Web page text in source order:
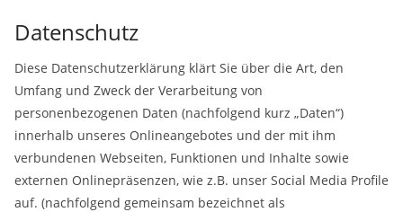
Datenschutz
Diese Datenschutzerklärung klärt Sie über die Art, den
Umfang und Zweck der Verarbeitung von
personenbezogenen Daten (nachfolgend kurz „Daten“)
innerhalb unseres Onlineangebotes und der mit ihm
verbundenen Webseiten, Funktionen und Inhalte sowie
externen Onlinepräsenzen, wie z.B. unser Social Media Profile
auf. (nachfolgend gemeinsam bezeichnet als